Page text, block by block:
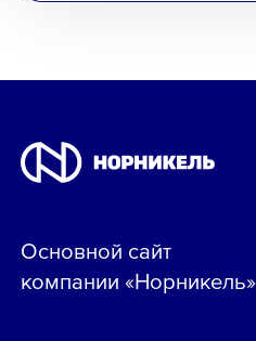
Основной сайт
компании «Норникель»